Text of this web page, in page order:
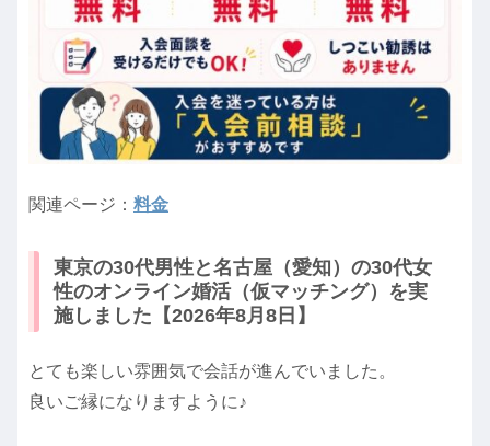
関連ページ： 料金
東京の30代男性と名古屋（愛知）の30代女
性のオンライン婚活（仮マッチング）を実
施しました【2026年8月8日】
とても楽しい雰囲気で会話が進んでいました。
良いご縁になりますように♪